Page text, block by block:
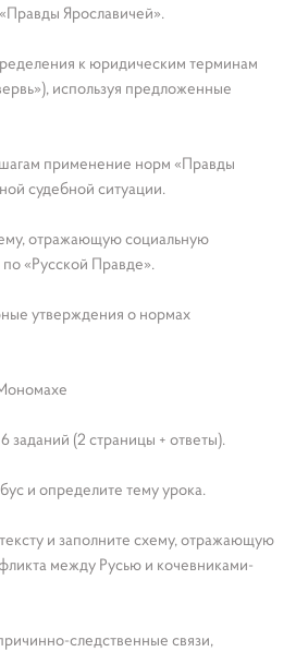
Ярославичей».
к юридическим терминам
используя предложенные
применение норм «Правды
судебной ситуации.
отражающую социальную
«Русской Правде».
утверждения о нормах
заданий (2 страницы + ответы).
и определите тему урока.
и заполните схему, отражающую
между Русью и кочевниками-
следственные связи,